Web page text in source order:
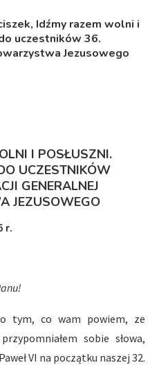
Idźmy razem wolni i
uczestników 36.
Jezusowego
I POSŁUSZNI.
UCZESTNIKÓW
GENERALNEJ
JEZUSOWEGO
r.
tym, co wam powiem, ze
sobie słowa,
VI na początku naszej 32.